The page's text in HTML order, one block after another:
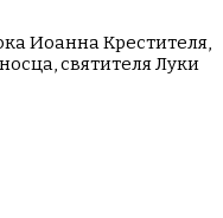
Иоанна Крестителя,
святителя Луки